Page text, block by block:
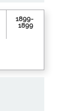
1899-
1899